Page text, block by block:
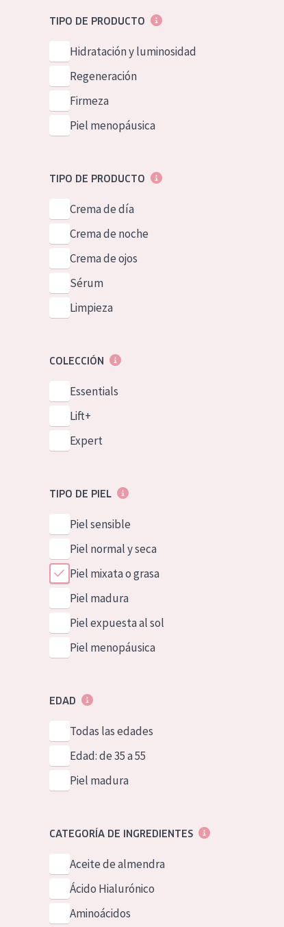
GermanTIPO DE PRODUCTO
Hidratación y luminosidad
Regeneración
Firmeza
Piel menopáusica
TIPO DE PRODUCTO
Crema de día
Crema de noche
Crema de ojos
Sérum
Limpieza
COLECCIÓN
Essentials
Lift+
Expert
TIPO DE PIEL
Piel sensible
Piel normal y seca
Piel mixata o grasa
Piel madura
Piel expuesta al sol
Piel menopáusica
EDAD
Todas las edades
Edad: de 35 a 55
Piel madura
CATEGORÍA DE INGREDIENTES
Aceite de almendra
Ácido Hialurónico
Aminoácidos